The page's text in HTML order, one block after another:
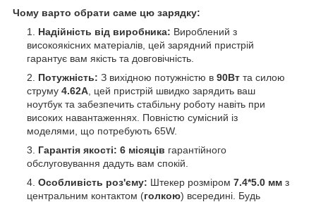
Чому варто обрати саме цю зарядку:
Надійність від виробника: Вироблений з
високоякісних матеріалів, цей зарядний пристрій
гарантує вам якість та довговічність.
Потужність: З вихідною потужністю в 90Вт та силою
струму 4.62А , цей пристрій швидко зарядить ваш
ноутбук та забезпечить стабільну роботу навіть при
високих навантаженнях. Повністю сумісний із
моделями, що потребують 65W.
Гарантія якості: 6 місяців гарантійного
обслуговування дадуть вам спокій.
Особливість роз'єму: Штекер розміром 7.4*5.0 мм з
центральним контактом (голкою) всередині. Будь